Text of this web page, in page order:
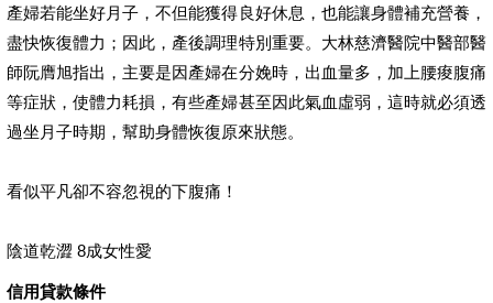
產婦若能坐好月子，不但能獲得良好休息，也能讓身體補充營養，
盡快恢復體力；因此，產後調理特別重要。大林慈濟醫院中醫部醫
師阮膺旭指出，主要是因產婦在分娩時，出血量多，加上腰痠腹痛
等症狀，使體力耗損，有些產婦甚至因此氣血虛弱，這時就必須透
過坐月子時期，幫助身體恢復原來狀態。
看似平凡卻不容忽視的下腹痛！
陰道乾澀 8成女性愛
信用貸款條件